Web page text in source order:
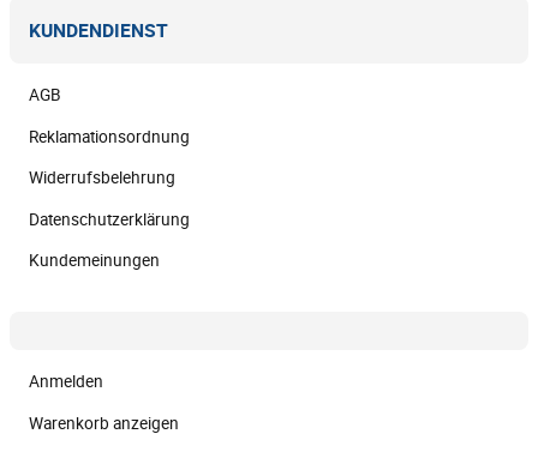
KUNDENDIENST
AGB
Reklamationsordnung
Widerrufsbelehrung
Datenschutzerklärung
Kundemeinungen
Anmelden
Warenkorb anzeigen